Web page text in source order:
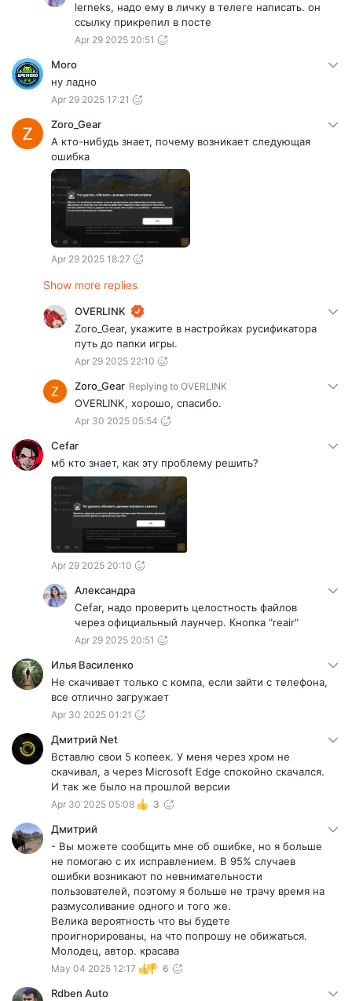
lerneks, надо ему в личку в телеге написать. он
ссылку прикрепил в посте
Apr 29 2025 20:51
Moro
ну ладно
Apr 29 2025 17:21
Zoro_Gear
А кто-нибудь знает, почему возникает следующая
ошибка
Apr 29 2025 18:27
Show more replies
OVERLINK
Zoro_Gear, укажите в настройках русификатора
путь до папки игры.
Apr 29 2025 22:10
Zoro_Gear Replying to OVERLINK
OVERLINK, хорошо, спасибо.
Apr 30 2025 05:54
Cefar
мб кто знает, как эту проблему решить?
Apr 29 2025 20:10
Александра
Cefar, надо проверить целостность файлов
через официальный лаунчер. Кнопка "reair"
Apr 29 2025 20:51
Илья Василенко
Не скачивает только с компа, если зайти с телефона,
все отлично загружает
Apr 30 2025 01:21
Дмитрий Net
Вставлю свои 5 копеек. У меня через хром не
скачивал, а через Microsoft Edge спокойно скачался.
И так же было на прошлой версии
Apr 30 2025 05:08 3
Дмитрий
- Вы можете сообщить мне об ошибке, но я больше
не помогаю с их исправлением. В 95% случаев
ошибки возникают по невнимательности
пользователей, поэтому я больше не трачу время на
размусоливание одного и того же.
Велика вероятность что вы будете
проигнорированы, на что попрошу не обижаться.
Молодец, автор. красава
May 04 2025 12:17 6
Rdben Auto